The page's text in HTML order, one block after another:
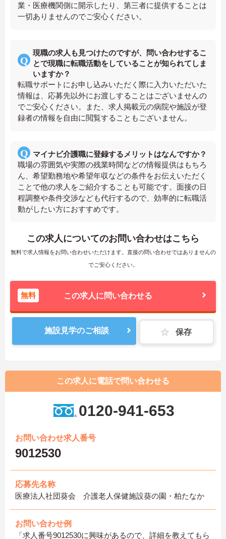
業・医療機関側に開示したり、第三者に提供することは
一切ありませんのでご安心ください。
現職の求人も見つけたのですが、問い合わせするこ
とで現職に転職活動をしていることが知られてしま
いますか？
転職サポートにお申し込みいただく際に入力いただいた
情報は、応募先以外にお渡しすることはございませんの
でご安心ください。また、求人掲載元の病院や施設が登
録者の情報を自由に閲覧することもございません。
マイナビ介護職に登録するメリットはなんですか？
職場の雰囲気や実際の残業時間などの情報提供はもちろ
ん、希望勤務地や希望年収などの条件をお伝えいただく
ことで他の求人をご紹介することも可能です。面接の日
程調整や条件交渉なども代行するので、効率的に転職活
動がしたい方におすすめです。
この求人についてのお問い合わせはこちら
無料で求人情報をお問い合わせいただけます。直接の問い合わせではありませんの
でご安心ください。
無料 この求人に問い合わせる
施設見学のご相談 保存
この求人に電話で問い合わせる
0120-941-653
お問い合わせ求人番号
9012530
応募先名称
医療法人社団葵会 介護老人保健施設葵の園・柏たなか
お問い合わせ例
「求人番号9012530に興味があるので、詳細を教えてもら